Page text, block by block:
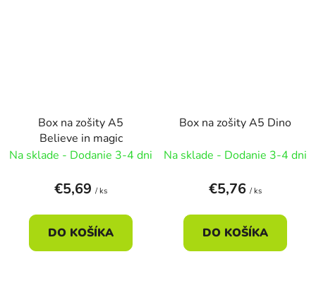
Box na zošity A5
Believe in magic
Na sklade - Dodanie 3-4 dni
€5,69 / ks
DO KOŠÍKA
Box na zošity A5 Dino
Na sklade - Dodanie 3-4 dni
€5,76 / ks
DO KOŠÍKA